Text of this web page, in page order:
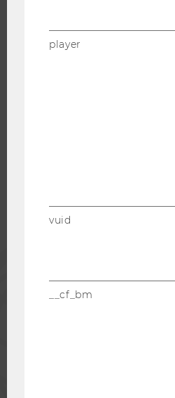
KARRIEREKONTAKTE AN DER WU
KARRIERENETZWERKE AN DER WU
MITARBEITENDE
player
vuid
__cf_bm